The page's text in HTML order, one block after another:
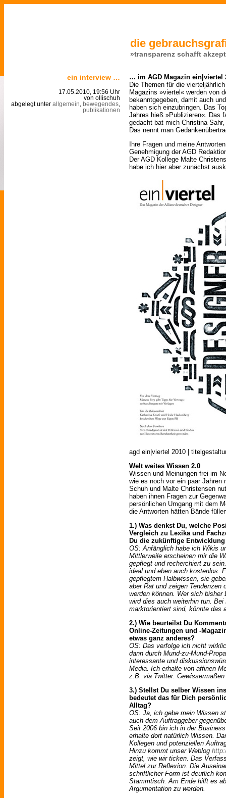
die
»transparenz schafft
ein interview …
17.05.2010, 19:56 Uhr
von ollischuh
abgelegt unter allgemein bewegendes
publikationen
… im AGD Magazin ein|viertel
Die Themen für die
Magazins »viertel« werden von
bekanntgegeben, damit auch
haben sich einzubringen. Das
Jahres hieß »Publizieren«. Das
gedacht bat mich Christina
Das nennt man
Ihre Fragen und meine
Genehmigung der AGD
Der AGD Kollege Malte
habe ich hier aber zunächst
agd ein|viertel 2010 |
Welt weites Wissen 2.0
Wissen und Meinungen frei im
wie es noch vor ein paar Jahren
Schuh und Malte Christensen
haben ihnen Fragen zur
persönlichen Umgang mit dem
die Antworten hätten Bände
1.) Was denkst Du, welche
Vergleich zu Lexika und
Du die zukünftige
OS: Anfänglich habe ich Wikis
Mittlerweile erscheinen mir die
gepflegt und recherchiert zu
ideal und eben auch kostenlos.
gepflegtem Halbwissen, sie
aber Rat und zeigen
werden können. Wer sich
wird dies auch weiterhin tun.
marktorientiert sind, könnte das
2.) Wie beurteilst Du
Online-Zeitungen und -
etwas ganz anderes?
OS: Das verfolge ich nicht
dann durch Mund-zu-Mund-
interessante und
Media. Ich erhalte von affinen
z.B. via Twitter.
3.) Stellst Du selber Wissen
bedeutet das für Dich
Alltag?
OS: Ja, ich gebe mein Wissen
auch dem Auftraggeber
Seit 2006 bin ich in der
erhalte dort natürlich Wissen.
Kollegen und potenziellen
Hinzu kommt unser Weblog
zeigt, wie wir ticken. Das
Mittel zur Reflexion. Die
schriftlicher Form ist deutlich
Stammtisch. Am Ende hilft es
Argumentation zu werden.